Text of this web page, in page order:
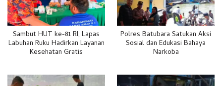
Sambut HUT ke-81 RI, Lapas
Labuhan Ruku Hadirkan Layanan
Kesehatan Gratis
Polres Batubara Satukan Aksi
Sosial dan Edukasi Bahaya
Narkoba